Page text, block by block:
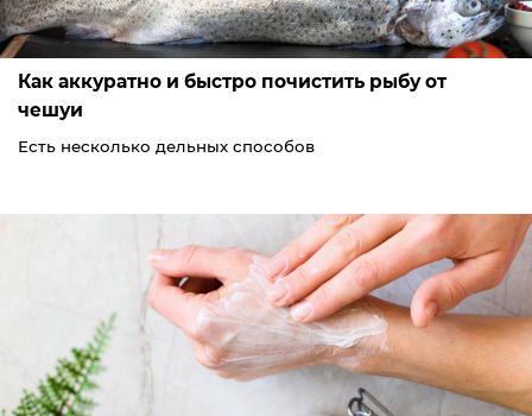
Как аккуратно и быстро почистить рыбу от
чешуи
Есть несколько дельных способов